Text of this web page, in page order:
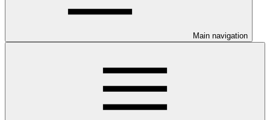
Main navigation